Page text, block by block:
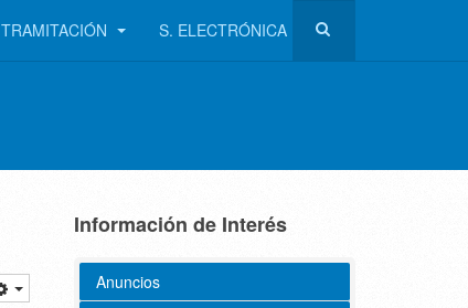
TRAMITACIÓN S. ELECTRÓNICA
Información de Interés
Anuncios